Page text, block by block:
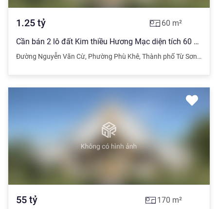
1.25 tỷ 60 m²
Cần bán 2 lô đất Kim thiều Hương Mạc diện tích 60 m 2 1 lô đường ô tô tránh nhau
Đường Nguyễn Văn Cừ, Phường Phù Khê, Thành phố Từ Sơn,Bắc
55 tỷ 170 m²